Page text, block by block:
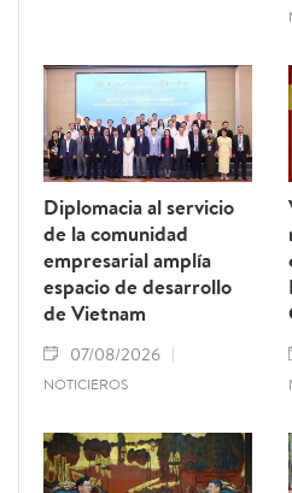
Diplomacia al servicio
de la comunidad
empresarial amplía
espacio de desarrollo
de Vietnam
07/08/2026
NOTICIEROS